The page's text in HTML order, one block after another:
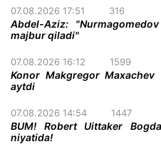
07.08.2026 17:51 316
Abdel-Aziz:
majbur qiladi"
07.08.2026 16:12 1599
Konor Makgregor
aytdi
07.08.2026 14:54 1447
BUM! Robert Uittaker
niyatida!